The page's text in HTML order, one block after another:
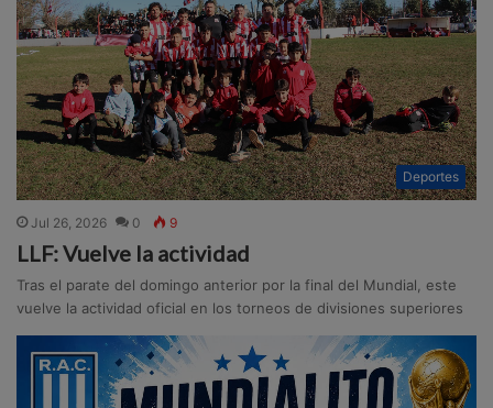
Deportes
Jul 26, 2026 0 9
LLF: Vuelve la actividad
Tras el parate del domingo anterior por la final del Mundial, este
vuelve la actividad oficial en los torneos de divisiones superiores